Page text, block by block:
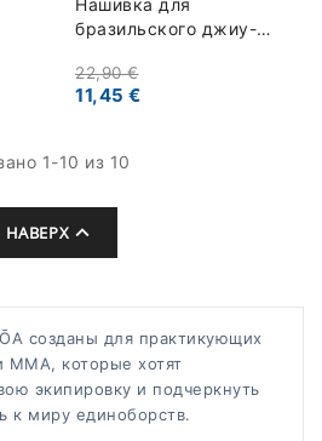
бразильского джиу-
Nosso Estilo - темно-
синий
22,90 €
11,45 €
1-10 из 10
НАВЕРХ 
созданы для практикующих
которые хотят
экипировку и подчеркнуть
к миру единоборств.